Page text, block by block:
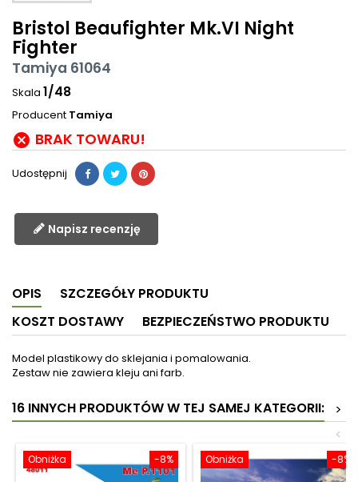
Bristol Beaufighter Mk.VI Night
Fighter
Tamiya 61064
Skala 1/48
Producent Tamiya
 BRAK TOWARU!
Udostępnij
Napisz recenzję
OPIS
SZCZEGÓŁY PRODUKTU
KOSZT DOSTAWY
BEZPIECZEŃSTWO PRODUKTU
Model plastikowy do sklejania i pomalowania.
Zestaw nie zawiera kleju ani farb.
16 INNYCH PRODUKTÓW W TEJ SAMEJ KATEGORII:
>
<
-8%
Obniżka -8%
Obniżka